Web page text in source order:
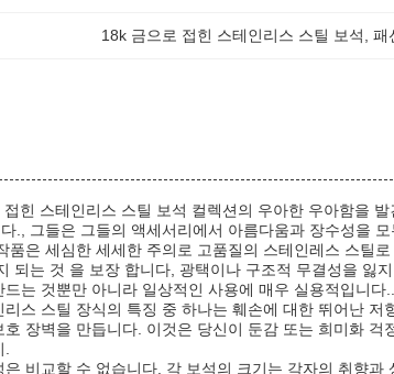
18k 금으로 접힌 스테인리스 스틸 보석 패
힌 스테인리스 스틸 보석 컬렉션의 우아한 우아함을
., 그들은 그들의 액세서리에서 아름다움과 장수성을
품은 세심한 세세한 주의로 고품질의 스테인레스 스틸
되는 것 을 보장 합니다, 광택이나 구조적 무결성을 잃
는 것뿐만 아니라 일상적인 사용에 매우 실용적입니다..
리스 스틸 장식의 특징 중 하나는 훼손에 대한 뛰어난
호 장벽을 만듭니다. 이것은 당신이 둔감 또는 희미화
은 비교할 수 없습니다. 각 보석의 크기는 각자의 취향